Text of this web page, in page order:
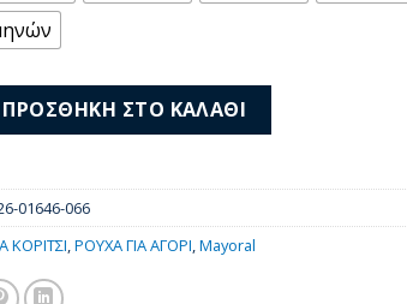
26-01646-066 ποσότητα
ΠΡΟΣΘΉΚΗ ΣΤΟ ΚΑΛΆΘΙ
01646-066
ΚΟΡΙΤΣΙ,ΡΟΥΧΑ ΓΙΑ ΑΓΟΡΙ,Mayoral